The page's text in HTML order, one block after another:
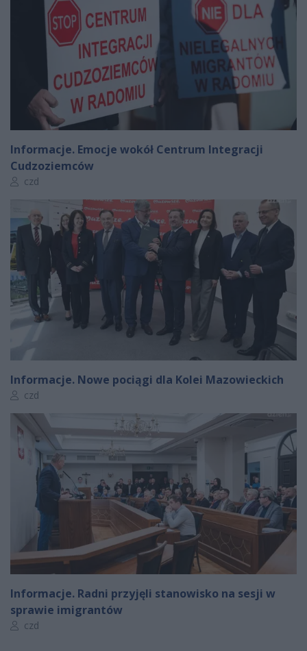
Informacje. Emocje wokół Centrum Integracji
Cudzoziemców
Autor artykułu:
czd
Informacje. Nowe pociągi dla Kolei Mazowieckich
Autor artykułu:
czd
Informacje. Radni przyjęli stanowisko na sesji w
sprawie imigrantów
Autor artykułu:
czd